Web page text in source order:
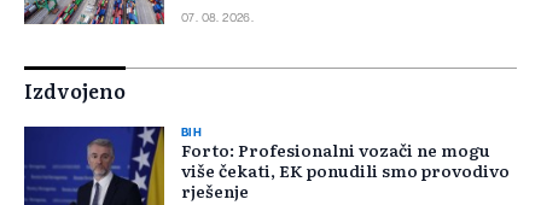
07. 08. 2026.
Izdvojeno
BIH
Forto: Profesionalni vozači ne mogu
više čekati, EK ponudili smo provodivo
rješenje